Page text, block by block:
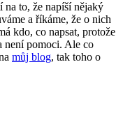
na to, že napíší nějaký
a říkáme, že o nich
kdo, co napsat, protože
není pomoci. Ale co
můj blog, tak toho o